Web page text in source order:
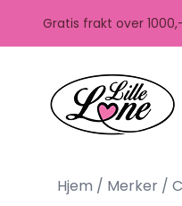
Gratis frakt over
Hjem / Merker /